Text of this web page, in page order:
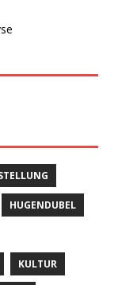
HUGENDUBEL
KULTUR